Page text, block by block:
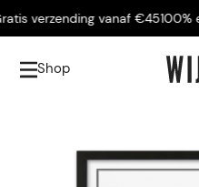
verzending vanaf €45100%
Shop